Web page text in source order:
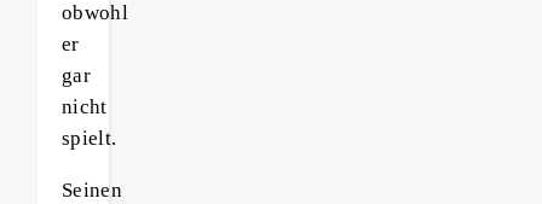
obwohl
er
gar
nicht
spielt.
Seinen